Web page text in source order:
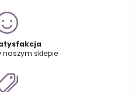
naszym sklepie